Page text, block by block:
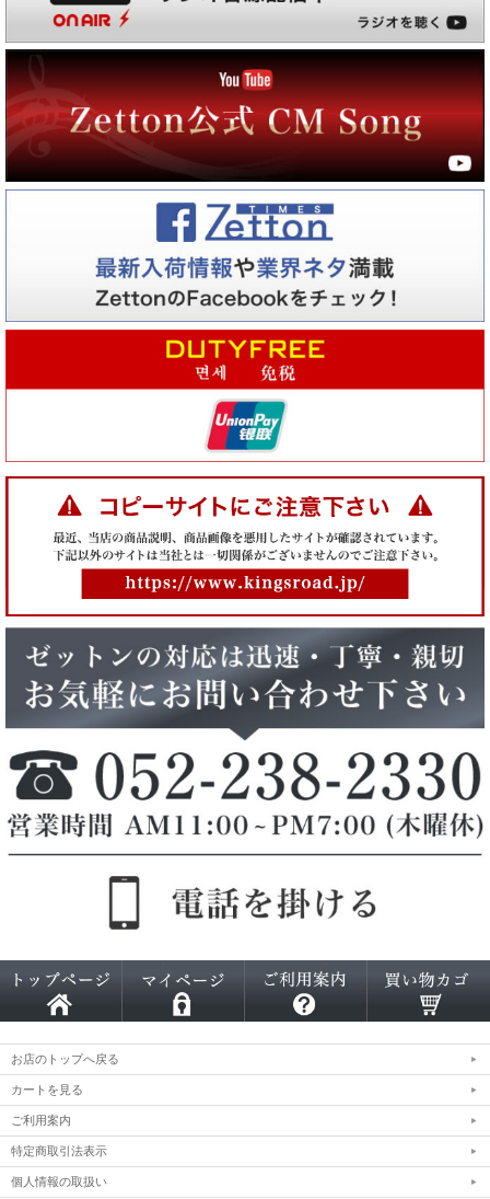
お店のトップへ戻る
カートを見る
ご利用案内
特定商取引法表示
個人情報の取扱い